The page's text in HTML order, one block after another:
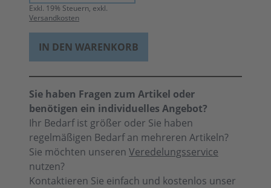
Exkl. 19% Steuern, exkl.
Versandkosten
IN DEN WARENKORB
Sie haben Fragen zum Artikel oder
benötigen ein individuelles Angebot?
Ihr Bedarf ist größer oder Sie haben
regelmäßigen Bedarf an mehreren Artikeln?
Sie möchten unseren Veredelungsservice
nutzen?
Kontaktieren Sie einfach und kostenlos unser